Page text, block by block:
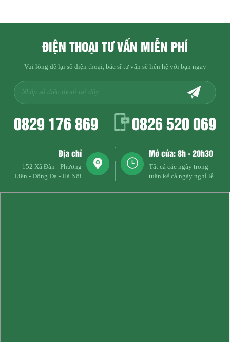
ĐIỆN THOẠI TƯ VẤN MIỄN PHÍ
Vui lòng để lại số điện thoại, bác sĩ tư vấn sẽ liên hệ với bạn ngay
0829 176 869 0826 520 069
Địa chỉ
152 Xã Đàn - Phương
Liên - Đống Đa - Hà Nội
Mở cửa: 8h - 20h30
Tất cả các ngày trong
tuần kể cả ngày nghỉ lễ